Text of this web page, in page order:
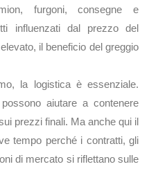
furgoni, consegne e
influenzati dal prezzo del
il beneficio del greggio
la logistica è essenziale.
possono aiutare a contenere
prezzi finali. Ma anche qui il
tempo perché i contratti, gli
di mercato si riflettano sulle